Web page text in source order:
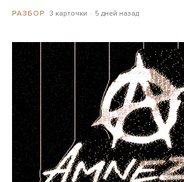
РАЗБОР 3 карточки 5 дней назад